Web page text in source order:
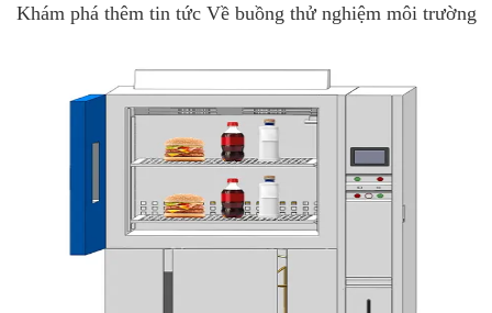
Khám phá thêm tin tức Về buồng thử nghiệm môi trường